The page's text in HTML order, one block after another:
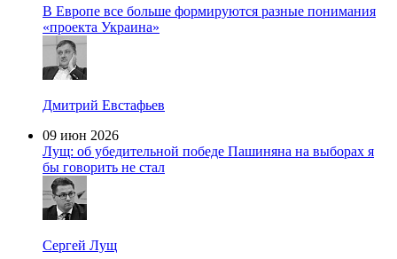
В Европе все больше формируются разные понимания
«проекта Украина»
Дмитрий Евстафьев
09 июн 2026
Лущ: об убедительной победе Пашиняна на выборах я
бы говорить не стал
Сергей Лущ